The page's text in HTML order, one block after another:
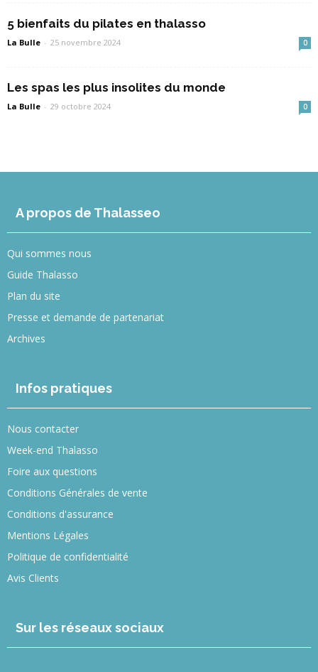
5 bienfaits du pilates en thalasso
La Bulle - 25 novembre 2024 0
Les spas les plus insolites du monde
La Bulle - 29 octobre 2024 0
A propos de Thalasseo
Qui sommes nous
Guide Thalasso
Plan du site
Presse et demande de partenariat
Archives
Infos pratiques
Nous contacter
Week-end Thalasso
Foire aux questions
Conditions Générales de vente
Conditions d'assurance
Mentions Légales
Politique de confidentialité
Avis Clients
Sur les réseaux sociaux